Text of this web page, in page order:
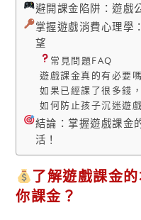
避開課金陷阱：遊戲
掌握遊戲消費心理學
望
常見問題FAQ
遊戲課金真的有必要
如果已經課了很多錢
如何防止孩子沉迷遊
結論：掌握遊戲課金
活！
了解遊戲課金
你課金？